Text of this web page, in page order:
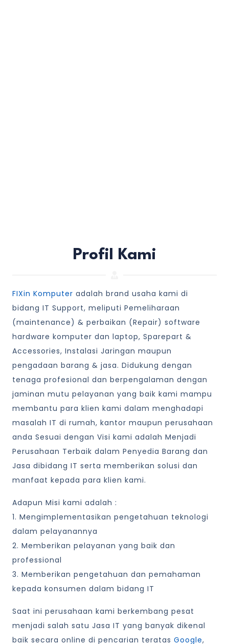
Profil Kami
FIXin Komputer adalah brand usaha kami di
bidang IT Support, meliputi Pemeliharaan
(maintenance) & perbaikan (Repair) software
hardware komputer dan laptop, Sparepart &
Accessories, Instalasi Jaringan maupun
pengadaan barang & jasa. Didukung dengan
tenaga profesional dan berpengalaman dengan
jaminan mutu pelayanan yang baik kami mampu
membantu para klien kami dalam menghadapi
masalah IT di rumah, kantor maupun perusahaan
anda Sesuai dengan Visi kami adalah Menjadi
Perusahaan Terbaik dalam Penyedia Barang dan
Jasa dibidang IT serta memberikan solusi dan
manfaat kepada para klien kami.
Adapun Misi kami adalah :
1. Mengimplementasikan pengetahuan teknologi
dalam pelayanannya
2. Memberikan pelayanan yang baik dan
professional
3. Memberikan pengetahuan dan pemahaman
kepada konsumen dalam bidang IT
Saat ini perusahaan kami berkembang pesat
menjadi salah satu Jasa IT yang banyak dikenal
baik secara online di pencarian teratas Google,